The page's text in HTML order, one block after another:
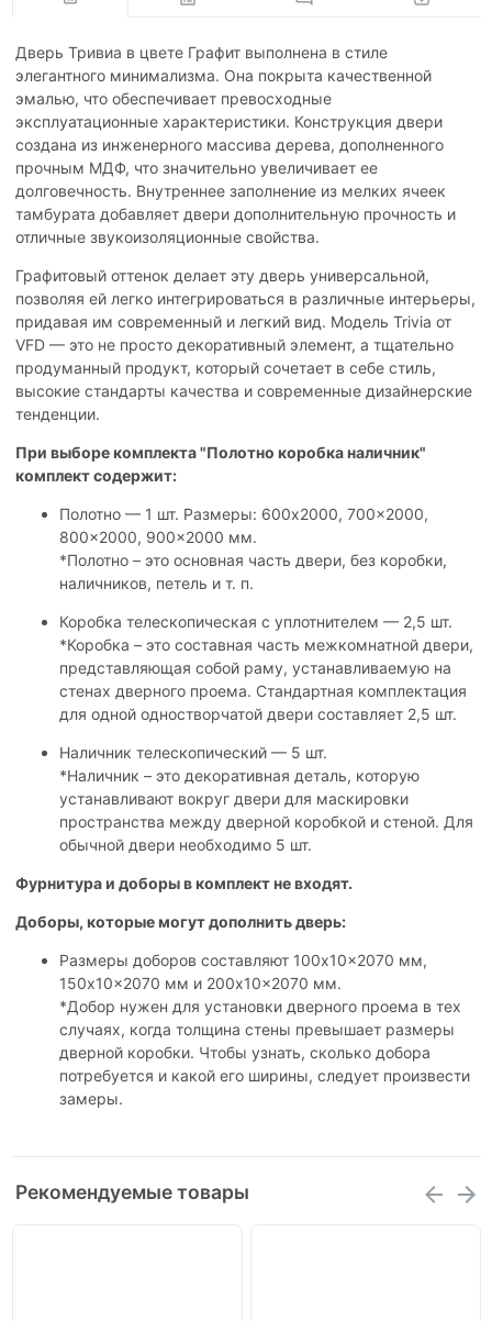
Дверь Тривиа в цвете Графит выполнена в стиле
элегантного минимализма. Она покрыта качественной
эмалью, что обеспечивает превосходные
эксплуатационные характеристики. Конструкция двери
создана из инженерного массива дерева, дополненного
прочным МДФ, что значительно увеличивает ее
долговечность. Внутреннее заполнение из мелких ячеек
тамбурата добавляет двери дополнительную прочность и
отличные звукоизоляционные свойства.
Графитовый оттенок делает эту дверь универсальной,
позволяя ей легко интегрироваться в различные интерьеры,
придавая им современный и легкий вид. Модель Trivia от
VFD — это не просто декоративный элемент, а тщательно
продуманный продукт, который сочетает в себе стиль,
высокие стандарты качества и современные дизайнерские
тенденции.
При выборе комплекта "Полотно коробка наличник"
комплект содержит:
Полотно — 1 шт. Размеры: 600x2000, 700x2000,
800x2000, 900x2000 мм.
*Полотно – это основная часть двери, без коробки,
наличников, петель и т. п.
Коробка телескопическая с уплотнителем — 2,5 шт.
*Коробка – это составная часть межкомнатной двери,
представляющая собой раму, устанавливаемую на
стенах дверного проема. Стандартная комплектация
для одной одностворчатой двери составляет 2,5 шт.
Наличник телескопический — 5 шт.
*Наличник – это декоративная деталь, которую
устанавливают вокруг двери для маскировки
пространства между дверной коробкой и стеной. Для
обычной двери необходимо 5 шт.
Фурнитура и доборы в комплект не входят.
Доборы, которые могут дополнить дверь:
Размеры доборов составляют 100x10x2070 мм,
150x10x2070 мм и 200x10x2070 мм.
*Добор нужен для установки дверного проема в тех
случаях, когда толщина стены превышает размеры
дверной коробки. Чтобы узнать, сколько добора
потребуется и какой его ширины, следует произвести
замеры.
Рекомендуемые товары